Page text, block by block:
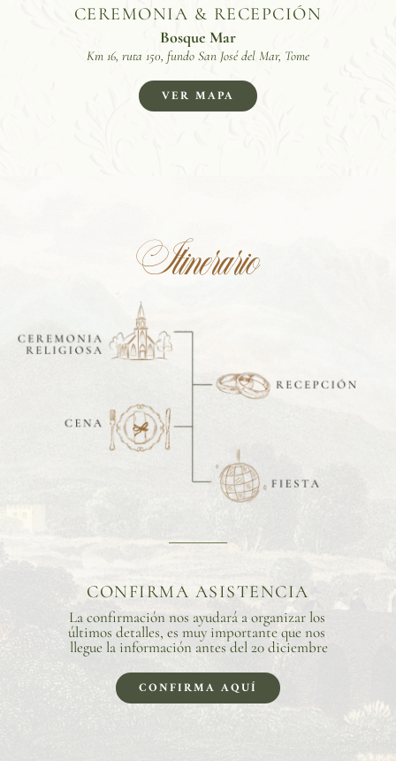
CEREMONIA & RECEPCIÓN
Bosque Mar
Km 16, ruta 150, fundo San José del Mar, Tome
VER MAPA
Itinerario
CONFIRMA ASISTENCIA
La confirmación nos ayudará a organizar los
últimos detalles, es muy importante que nos
llegue la información antes del 20 diciembre
CONFIRMA AQUÍ